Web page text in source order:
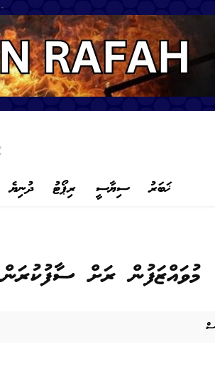
ދުނިޔެ ރިޕޯޓު ސިޔާސީ ޚަބަރު
މުވައްޒަފުން ރަށް